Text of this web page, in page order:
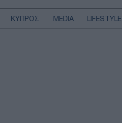
ΚΥΠΡΟΣ MEDIA LIFESTYLE